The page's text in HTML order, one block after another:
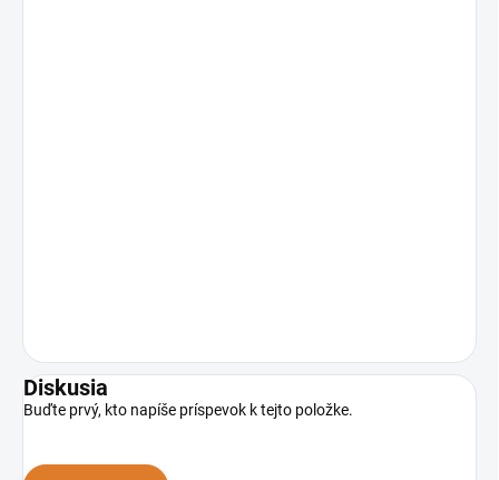
Diskusia
Buďte prvý, kto napíše príspevok k tejto položke.